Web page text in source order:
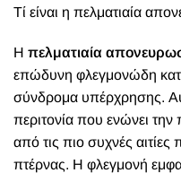
Τί είναι η πελματιαία
Η πελματιαία
επώδυνη φλεγμονώδη
σύνδρομα υπέρχρησης.
περιτονία που ενώνει την
από τις πιο συχνές
πτέρνας. Η φλεγμονή